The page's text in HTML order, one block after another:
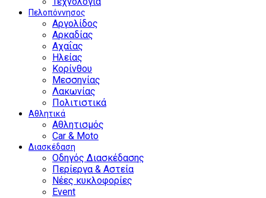
Πελοπόννησος
Αργολίδος
Αρκαδίας
Αχαΐας
Ηλείας
Κορίνθου
Μεσσηνίας
Λακωνίας
Πολιτιστικά
Αθλητικά
Αθλητισμός
Car & Moto
Διασκέδαση
Οδηγός Διασκέδασης
Περίεργα & Αστεία
Νέες κυκλοφορίες
Event